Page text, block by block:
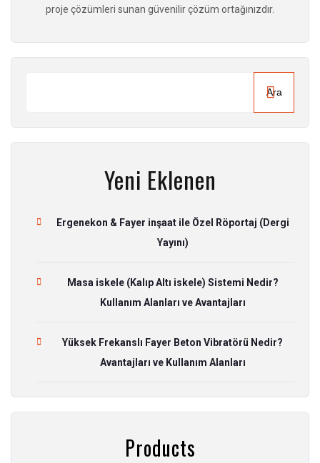
proje çözümleri sunan güvenilir çözüm ortağınızdır.
Ara
Yeni Eklenen
Ergenekon & Fayer inşaat ile Özel Röportaj (Dergi
Yayını)
Masa iskele (Kalıp Altı iskele) Sistemi Nedir?
Kullanım Alanları ve Avantajları
Yüksek Frekanslı Fayer Beton Vibratörü Nedir?
Avantajları ve Kullanım Alanları
Products